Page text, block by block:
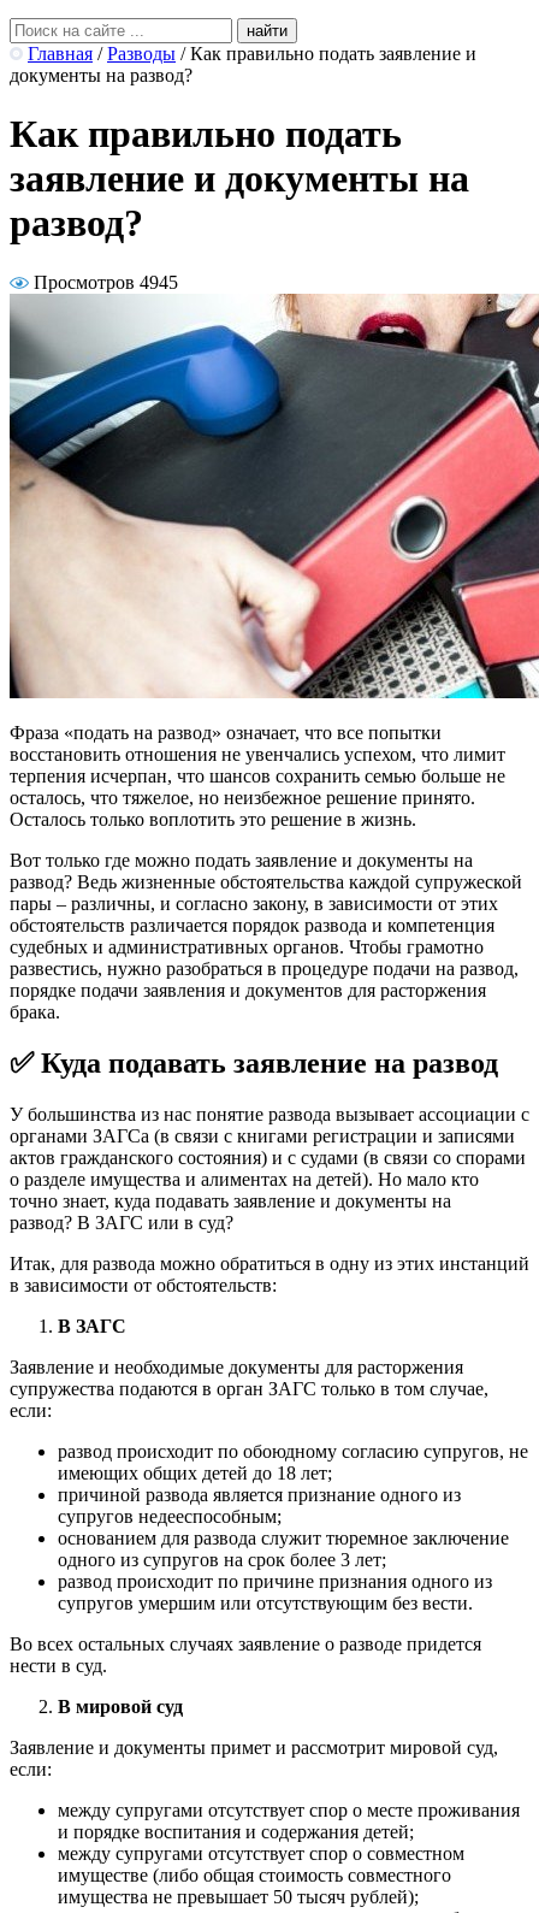
Главная / Разводы / Как правильно подать заявление и
документы на развод?
Как правильно подать
заявление и документы на
развод?
Просмотров 4945
Фраза «подать на развод» означает, что все попытки
восстановить отношения не увенчались успехом, что лимит
терпения исчерпан, что шансов сохранить семью больше не
осталось, что тяжелое, но неизбежное решение принято.
Осталось только воплотить это решение в жизнь.
Вот только где можно подать заявление и документы на
развод? Ведь жизненные обстоятельства каждой супружеской
пары – различны, и согласно закону, в зависимости от этих
обстоятельств различается порядок развода и компетенция
судебных и административных органов. Чтобы грамотно
развестись, нужно разобраться в процедуре подачи на развод,
порядке подачи заявления и документов для расторжения
брака.
✅ Куда подавать заявление на развод
У большинства из нас понятие развода вызывает ассоциации с
органами ЗАГСа (в связи с книгами регистрации и записями
актов гражданского состояния) и с судами (в связи со спорами
о разделе имущества и алиментах на детей). Но мало кто
точно знает, куда подавать заявление и документы на
развод? В ЗАГС или в суд?
Итак, для развода можно обратиться в одну из этих инстанций
в зависимости от обстоятельств:
В ЗАГС
Заявление и необходимые документы для расторжения
супружества подаются в орган ЗАГС только в том случае,
если:
развод происходит по обоюдному согласию супругов, не
имеющих общих детей до 18 лет;
причиной развода является признание одного из
супругов недееспособным;
основанием для развода служит тюремное заключение
одного из супругов на срок более 3 лет;
развод происходит по причине признания одного из
супругов умершим или отсутствующим без вести.
Во всех остальных случаях заявление о разводе придется
нести в суд.
В мировой суд
Заявление и документы примет и рассмотрит мировой суд,
если:
между супругами отсутствует спор о месте проживания
и порядке воспитания и содержания детей;
между супругами отсутствует спор о совместном
имуществе (либо общая стоимость совместного
имущества не превышает 50 тысяч рублей);